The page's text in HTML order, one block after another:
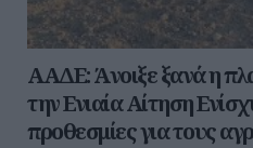
ΑΑΔΕ: Άνοιξε ξανά η
την Ενιαία Αίτηση
προθεσμίες για τους